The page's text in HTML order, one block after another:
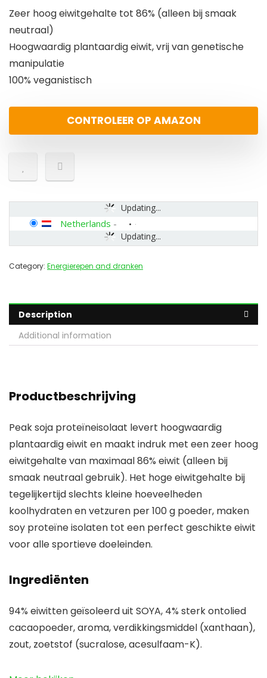
Zeer hoog eiwitgehalte tot 86% (alleen bij smaak
neutraal)
Hoogwaardig plantaardig eiwit, vrij van genetische
manipulatie
100% veganistisch
CONTROLEER OP AMAZON
Updating...
Updating...
Netherlands -
Category: Energierepen and dranken
Description
Additional information
Productbeschrijving
Peak soja proteïneisolaat levert hoogwaardig
plantaardig eiwit en maakt indruk met een zeer hoog
eiwitgehalte van maximaal 86% eiwit (alleen bij
smaak neutraal gebruik). Het hoge eiwitgehalte bij
tegelijkertijd slechts kleine hoeveelheden
koolhydraten en vetzuren per 100 g poeder, maken
soy proteïne isolaten tot een perfect geschikte eiwit
voor alle sportieve doeleinden.
Ingrediënten
94% eiwitten geïsoleerd uit SOYA, 4% sterk ontolied
cacaopoeder, aroma, verdikkingsmiddel (xanthaan),
zout, zoetstof (sucralose, acesulfaam-K).